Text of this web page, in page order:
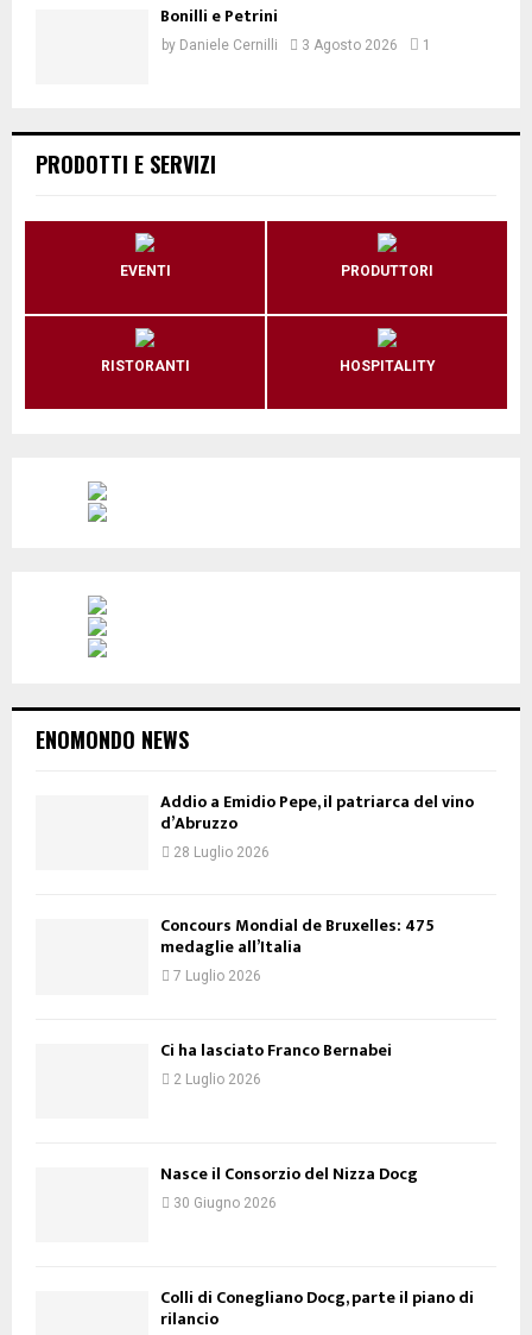
Bonilli e Petrini
by Daniele Cernilli 3 Agosto 2026 1
PRODOTTI E SERVIZI
EVENTI PRODUTTORI
RISTORANTI HOSPITALITY
ENOMONDO NEWS
Addio a Emidio Pepe, il patriarca del vino
d’Abruzzo
28 Luglio 2026
Concours Mondial de Bruxelles: 475
medaglie all’Italia
7 Luglio 2026
Ci ha lasciato Franco Bernabei
2 Luglio 2026
Nasce il Consorzio del Nizza Docg
30 Giugno 2026
Colli di Conegliano Docg, parte il piano di
rilancio